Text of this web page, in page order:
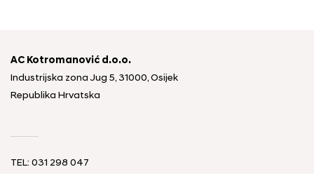
AC Kotromanović d.o.o.
Industrijska zona Jug 5, 31000, Osijek
Republika Hrvatska
TEL: 031 298 047